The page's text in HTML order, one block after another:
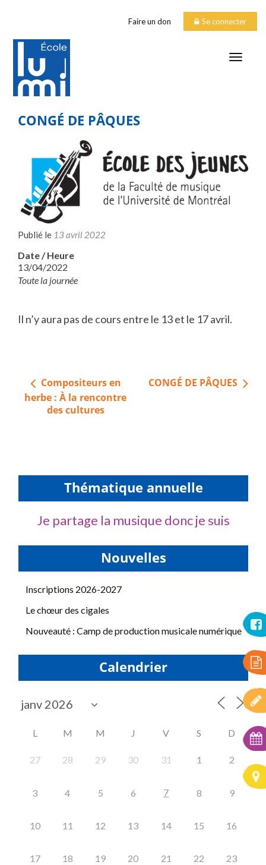
Faire un don Se connecter
CONGÉ DE PÂQUES
Publié le 13 avril 2022
Date / Heure
13/04/2022
Toute la journée
Il n’y aura pas de cours entre le 13 et le 17 avril.
Navigation
de
l’article
Compositeurs en
herbe : À la rencontre
des cultures
CONGÉ DE PÂQUES
Thématique annuelle
Je partage la musique donc je suis
Nouvelles
Inscriptions 2026-2027
Le chœur des cigales
Nouveauté : Camp de production musicale numérique
Calendrier
L M M J V S D
27 28 29 30 31 1 2
3 4 5 6 7 8 9
10 11 12 13 14 15 16
17 18 19 20 21 22 23